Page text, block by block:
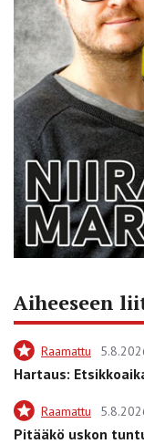
Aiheeseen
Raamattu
Hartaus:
Raamattu
Pitääkö uskon